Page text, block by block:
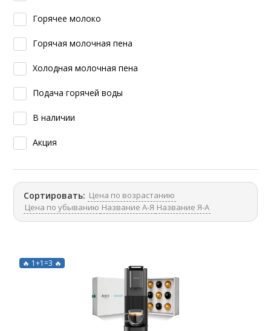
Горячее молоко
Горячая молочная пена
Холодная молочная пена
Подача горячей воды
В наличии
Акция
Сортировать: Цена по возрастанию
Цена по убыванию Название А-Я Название Я-А
🔥 1+1=3 🔥